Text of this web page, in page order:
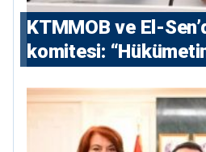
KTMMOB ve El-
komitesi: